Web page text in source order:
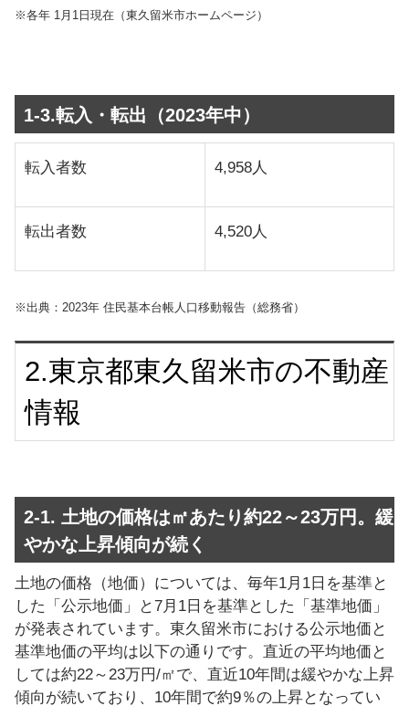
※各年 1月1日現在（東久留米市ホームページ）
1-3.転入・転出（2023年中）
転入者数 4,958人
転出者数 4,520人
※出典：2023年 住民基本台帳人口移動報告（総務省）
2.東京都東久留米市の不動産
情報
2-1. 土地の価格は㎡あたり約22～23万円。緩
やかな上昇傾向が続く
土地の価格（地価）については、毎年1月1日を基準と
した「公示地価」と7月1日を基準とした「基準地価」
が発表されています。東久留米市における公示地価と
基準地価の平均は以下の通りです。直近の平均地価と
しては約22～23万円/㎡で、直近10年間は緩やかな上昇
傾向が続いており、10年間で約9％の上昇となってい